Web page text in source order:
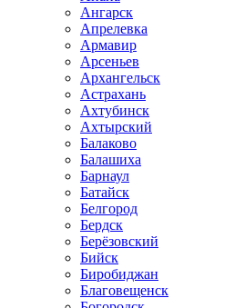
Ангарск
Апрелевка
Армавир
Арсеньев
Архангельск
Астрахань
Ахтубинск
Ахтырский
Балаково
Балашиха
Барнаул
Батайск
Белгород
Бердск
Берёзовский
Бийск
Биробиджан
Благовещенск